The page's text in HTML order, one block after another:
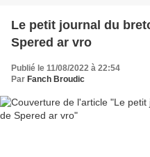
Le petit journal du
Spered ar vro
Publié le 11/08/2022 à 22:54
Par Fanch Broudic